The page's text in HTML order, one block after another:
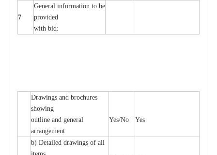
7
General information to be
provided
with bid:
Drawings and brochures
showing
outline and general
arrangement
Yes/No Yes
b) Detailed drawings of all